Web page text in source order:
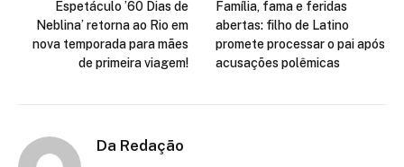
Espetáculo ’60 Dias de
Neblina’ retorna ao Rio em
nova temporada para mães
de primeira viagem!
Família, fama e feridas
abertas: filho de Latino
promete processar o pai após
acusações polêmicas
Da Redação